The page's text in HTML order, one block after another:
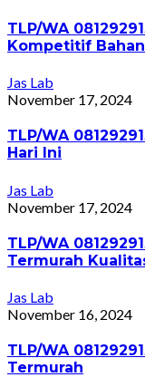
TLP/WA
Kompetitif
Jas Lab
November 17, 2024
TLP/WA
Hari Ini
Jas Lab
November 17, 2024
TLP/WA
Termurah
Jas Lab
November 16, 2024
TLP/WA
Termurah